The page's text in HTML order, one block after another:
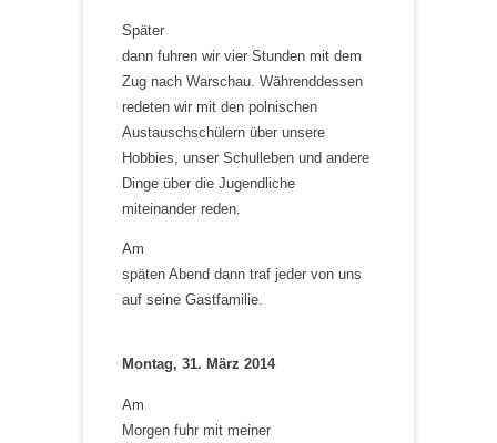
Später
dann fuhren wir vier Stunden mit dem
Zug nach Warschau. Währenddessen
redeten wir mit den polnischen
Austauschschülern über unsere
Hobbies, unser Schulleben und andere
Dinge über die Jugendliche
miteinander reden.
Am
späten Abend dann traf jeder von uns
auf seine Gastfamilie.
Montag, 31. März 2014
Am
Morgen fuhr mit meiner